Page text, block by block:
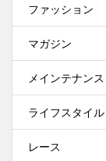
ファッション
マガジン
メインテナンス
ライフスタイル
レース